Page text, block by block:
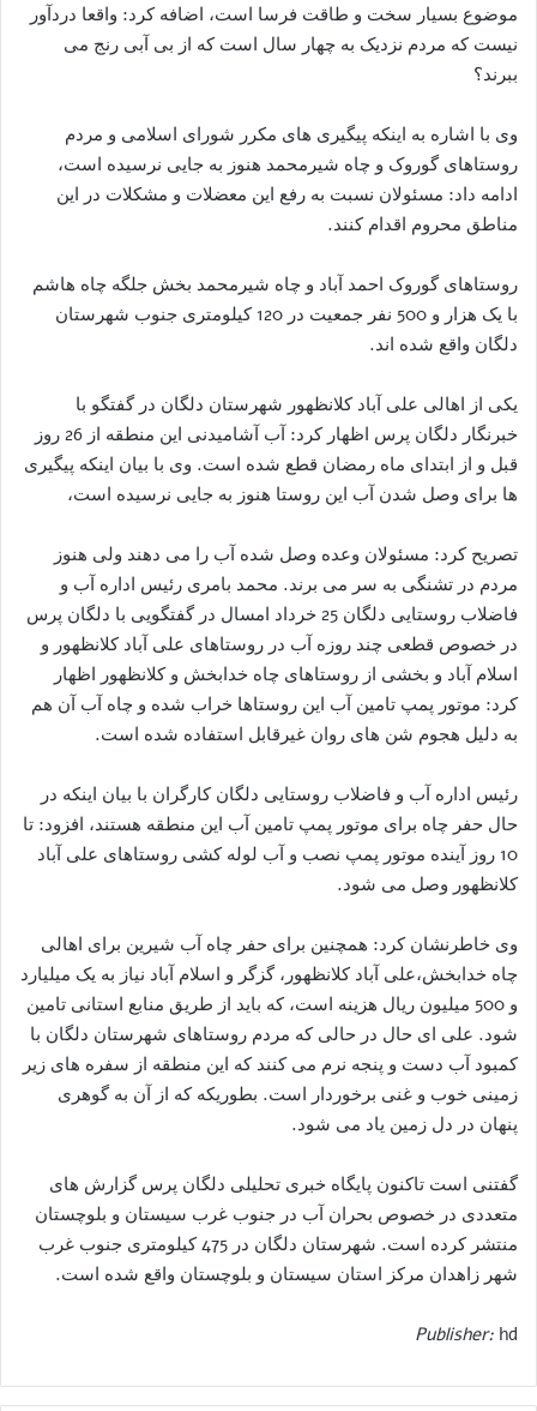
موضوع بسیار سخت و طاقت فرسا است، اضافه کرد: واقعا دردآور
نیست که مردم نزدیک به چهار سال است که از بی آبی رنج می
ببرند؟
وی با اشاره به اینکه پیگیری های مکرر شورای اسلامی و مردم
روستاهای گوروک و چاه شیرمحمد هنوز به جایی نرسیده است،
ادامه داد: مسئولان نسبت به رفع این معضلات و مشکلات در این
مناطق محروم اقدام کنند.
روستاهای گوروک احمد آباد و چاه شیرمحمد بخش جلگه چاه هاشم
با یک هزار و 500 نفر جمعیت در 120 کیلومتری جنوب شهرستان
دلگان واقع شده اند.
یکی از اهالی علی آباد کلانظهور شهرستان دلگان در گفتگو با
خبرنگار دلگان پرس اظهار کرد: آب آشامیدنی این منطقه از 26 روز
قبل و از ابتدای ماه رمضان قطع شده است. وی با بیان اینکه پیگیری
ها برای وصل شدن آب این روستا هنوز به جایی نرسیده است،
تصریح کرد: مسئولان وعده وصل شده آب را می دهند ولی هنوز
مردم در تشنگی به سر می برند. محمد بامری رئیس اداره آب و
فاضلاب روستایی دلگان 25 خرداد امسال در گفتگویی با دلگان پرس
در خصوص قطعی چند روزه آب در روستاهای علی آباد کلانظهور و
اسلام آباد و بخشی از روستاهای چاه خدابخش و کلانظهور اظهار
کرد: موتور پمپ تامین آب این روستاها خراب شده و چاه آب آن هم
به دلیل هجوم شن های روان غیرقابل استفاده شده است.
رئیس اداره آب و فاضلاب روستایی دلگان کارگران با بیان اینکه در
حال حفر چاه برای موتور پمپ تامین آب این منطقه هستند، افزود: تا
10 روز آینده موتور پمپ نصب و آب لوله کشی روستاهای علی آباد
کلانظهور وصل می شود.
وی خاطرنشان کرد: همچنین برای حفر چاه آب شیرین برای اهالی
چاه خدابخش،علی آباد کلانظهور، گزگر و اسلام آباد نیاز به یک میلیارد
و 500 میلیون ریال هزینه است، که باید از طریق منابع استانی تامین
شود. علی ای حال در حالی که مردم روستاهای شهرستان دلگان با
کمبود آب دست و پنجه نرم می کنند که این منطقه از سفره های زیر
زمینی خوب و غنی برخوردار است. بطوریکه که از آن به گوهری
پنهان در دل زمین یاد می شود.
گفتنی است تاکنون پایگاه خبری تحلیلی دلگان پرس گزارش های
متعددی در خصوص بحران آب در جنوب غرب سیستان و بلوچستان
منتشر کرده است. شهرستان دلگان در 475 کیلومتری جنوب غرب
شهر زاهدان مرکز استان سیستان و بلوچستان واقع شده است.
Publisher: hd